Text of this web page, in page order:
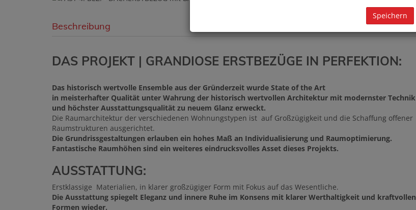
Beschreibung
DAS PROJEKT | GRANDIOSE ERSTBEZÜGE IN PERFEKTION:
Das historisch wertvolle Ensemble aus der Gründerzeit wurde State of the Art
in meisterhafter Qualität unter Wahrung der historisch wertvollen Architektur mit modernster Technik
und höchster Ausstattungsqualität zu neuem Glanz erweckt.
Die Raumarchitektur der verschiedenen Wohnungstypen ist auf Großzügigkeit und die Schaffung offener
Raumstrukturen ausgerichtet.
Die Grundrissgestaltungen erlauben ein hohes Maß an Individualisierung und Raumoptimierung.
Fantastische Raumhöhen sind ein weiteres eindrucksvolles Asset dieses Projekts.
AUSSTATTUNG:
Erstklassige Materialien, in klarer großzügiger Form mit Fokus auf das Wesentliche.
Die Ausstattung spiegelt Eleganz und innere Ruhe im Konsens mit klarer Werthaltigkeit und kraftvollen
Formen wieder.
Speichern